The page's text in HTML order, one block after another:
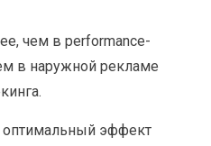
чем в performance-
в наружной рекламе
оптимальный эффект